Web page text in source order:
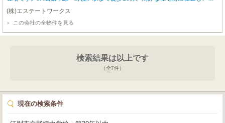
角地につき、陽当たりも良好です。広々とした17.9帖のLDKは家族団らんのス
ペースにぴったり。5部屋の洋室は、お子様のお部屋や書斎など、ご家族のラ
イフスタイルに合わせて多様に活用いただけます。江別市立野幌若葉小学校ま
で徒歩4分、わかば保育園本園まで徒歩7分と、子育て世代にも嬉しい立地。コ
燥・暖房機能も完備。シューズインクローゼットや2ヶ所のトイレも嬉しいポ
イントです。駐車スペースもございますので、お車をお持ちの方にも便利で
しております！
(株)エステートワークス
この会社の全物件を見る
検索結果は以上です
（全7件）
現在の検索条件